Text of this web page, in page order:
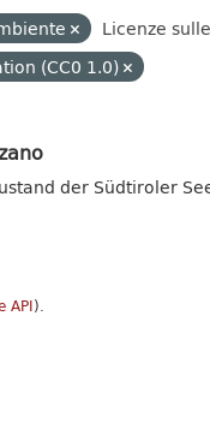
Licenze
(CC0 1.0)
der Südtiroler
API).